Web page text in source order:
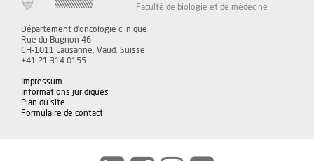
Faculté de biologie et de médecine
Département d'oncologie clinique
Rue du Bugnon 46
CH-1011 Lausanne, Vaud, Suisse
+41 21 314 0155
Impressum
Informations juridiques
Plan du site
Formulaire de contact